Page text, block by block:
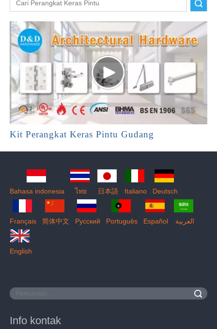
Kit Perangkat Keras Pintu Gudang
Bahasa indonesia ไทย 日本語 Italiano Deutsch
Français 简体中文 Pусский Português Español العربية
English
Info kontak